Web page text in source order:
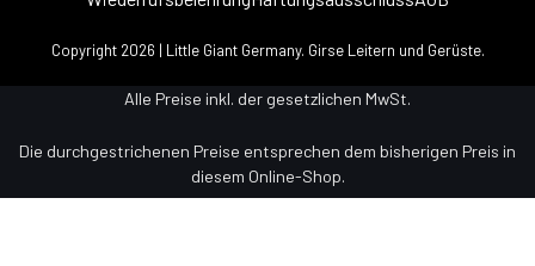
Copyright 2026 | Little Giant Germany. Girse Leitern und Gerüste.
Alle Preise inkl. der gesetzlichen MwSt.
Die durchgestrichenen Preise entsprechen dem bisherigen Preis in
diesem Online-Shop.